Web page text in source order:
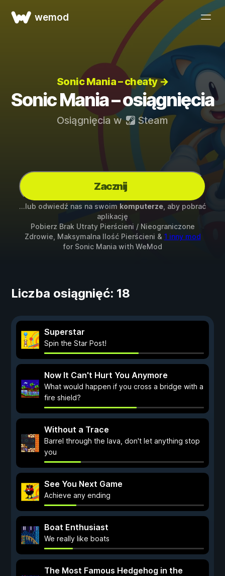
wemod
Sonic Mania – cheaty →
Sonic Mania – osiągnięcia
Osiągnięcia w Steam
Zacznij
...lub odwiedź nas na swoim komputerze , aby pobrać
aplikację
Pobierz Brak Utraty Pierścieni / Nieograniczone
Zdrowie, Maksymalna Ilość Pierścieni & 1 inny mod
for Sonic Maniawith WeMod
Liczba osiągnięć: 18
Superstar
Spin the Star Post!
Now It Can't Hurt You Anymore
What would happen if you cross a bridge with a
fire shield?
Without a Trace
Barrel through the lava, don't let anything stop
you
See You Next Game
Achieve any ending
Boat Enthusiast
We really like boats
The Most Famous Hedgehog in the